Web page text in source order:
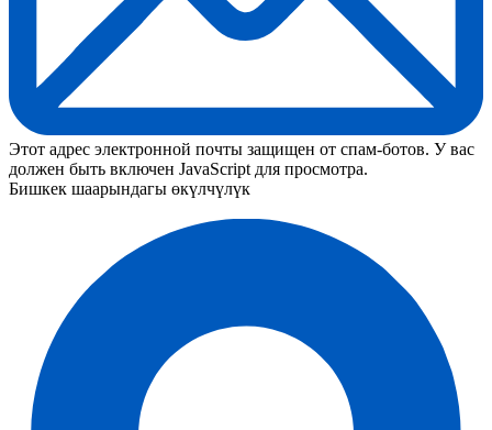
Этот адрес электронной почты защищен от спам-ботов. У вас
должен быть включен JavaScript для просмотра.
Бишкек шаарындагы өкүлчүлүк